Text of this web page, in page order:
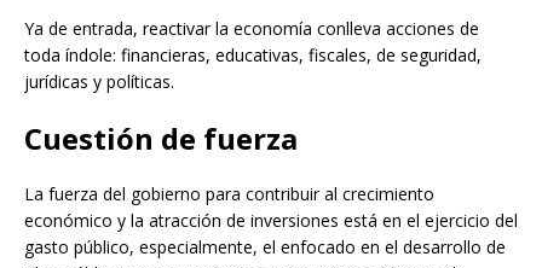
Ya de entrada, reactivar la economía conlleva acciones de
toda índole: financieras, educativas, fiscales, de seguridad,
jurídicas y políticas.
Cuestión de fuerza
La fuerza del gobierno para contribuir al crecimiento
económico y la atracción de inversiones está en el ejercicio del
gasto público, especialmente, el enfocado en el desarrollo de